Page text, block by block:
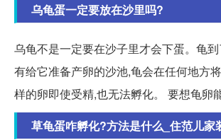
乌龟蛋一定要放在沙里吗?
乌龟不是一定要在沙子里才会下蛋。龟
有给它准备产卵的沙池,龟会在任何地方
样的卵即使受精,也无法孵化。 要想龟卵
草龟蛋咋孵化?方法是什么_住范儿家